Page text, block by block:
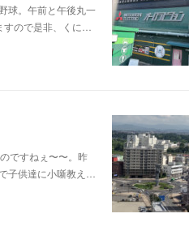
球。午前と午後丸一
ので是非、くに…
ですねぇ〜〜。昨
子供達に小噺教え…